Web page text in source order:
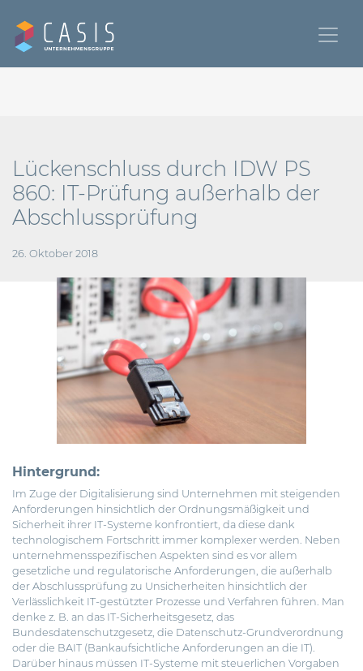
Lückenschluss durch IDW PS
860: IT-Prüfung außerhalb der
Abschlussprüfung
26. Oktober 2018
Hintergrund:
Im Zuge der Digitalisierung sind Unternehmen mit steigenden
Anforderungen hinsichtlich der Ordnungsmäßigkeit und
Sicherheit ihrer IT-Systeme konfrontiert, da diese dank
technologischem Fortschritt immer komplexer werden. Neben
unternehmensspezifischen Aspekten sind es vor allem
gesetzliche und regulatorische Anforderungen, die außerhalb
der Abschlussprüfung zu Unsicherheiten hinsichtlich der
Verlässlichkeit IT-gestützter Prozesse und Verfahren führen. Man
denke z. B. an das IT-Sicherheitsgesetz, das
Bundesdatenschutzgesetz, die Datenschutz-Grundverordnung
oder die BAIT (Bankaufsichtliche Anforderungen an die IT).
Darüber hinaus müssen IT-Systeme mit steuerlichen Vorgaben